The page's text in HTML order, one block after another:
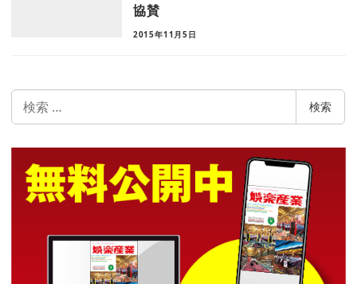
協賛
2015年11月5日
索
検索